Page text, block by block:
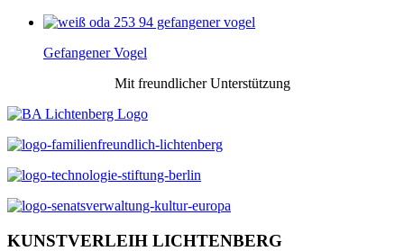
Gefangener Vogel
Mit freundlicher Unterstützung
KUNSTVERLEIH LICHTENBERG